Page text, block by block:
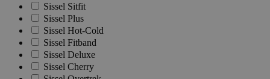
Sissel Sitfit
Sissel Plus
Sissel Hot-Cold
Sissel Fitband
Sissel Deluxe
Sissel Cherry